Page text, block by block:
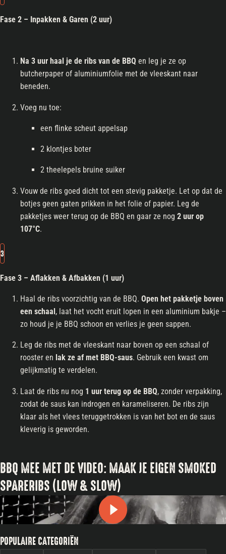
Fase 2 – Inpakken & Garen (2 uur)
Na 3 uur haal je de ribs van de BBQ en leg je ze op
butcherpaper of aluminiumfolie met de vleeskant naar
beneden.
Voeg nu toe:
een flinke scheut appelsap
2 klontjes boter
2 theelepels bruine suiker
Vouw de ribs goed dicht tot een stevig pakketje. Let op dat de
botjes geen gaten prikken in het folie of papier. Leg de
pakketjes weer terug op de BBQ en gaar ze nog 2 uur op
107°C.
3
Fase 3 – Aflakken & Afbakken (1 uur)
Haal de ribs voorzichtig van de BBQ. Open het pakketje boven
een schaal , laat het vocht eruit lopen in een aluminium bakje –
zo houd je je BBQ schoon en verlies je geen sappen.
Leg de ribs met de vleeskant naar boven op een schaal of
rooster en lak ze af met BBQ-saus. Gebruik een kwast om
gelijkmatig te verdelen.
Laat de ribs nu nog 1 uur terug op de BBQ, zonder verpakking,
zodat de saus kan indrogen en karameliseren. De ribs zijn
klaar als het vlees teruggetrokken is van het bot en de saus
kleverig is geworden.
BBQ MEE MET DE VIDEO: MAAK JE EIGEN SMOKED
SPARERIBS (LOW & SLOW)
POPULAIRE CATEGORIËN